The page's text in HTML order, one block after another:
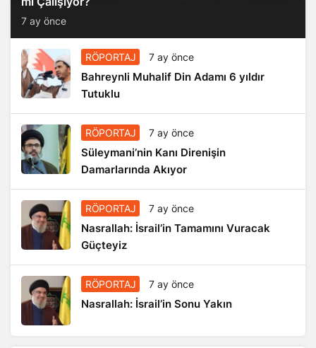
7 ay önce
RÖPORTAJ 7 ay önce
Bahreynli Muhalif Din Adamı 6 yıldır
Tutuklu
RÖPORTAJ 7 ay önce
Süleymani’nin Kanı Direnişin
Damarlarında Akıyor
RÖPORTAJ 7 ay önce
Nasrallah: İsrail’in Tamamını Vuracak
Güçteyiz
RÖPORTAJ 7 ay önce
Nasrallah: İsrail’in Sonu Yakın